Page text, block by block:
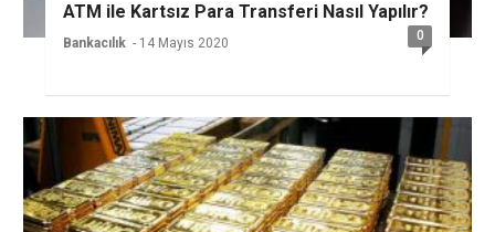
ATM ile Kartsız Para Transferi Nasıl Yapılır?
Bankacılık - 14 Mayıs 2020 0